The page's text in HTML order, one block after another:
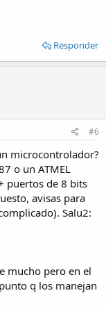
Responder
#6
microcontrolador?
o un ATMEL
puertos de 8 bits
avisas para
Salu2:
mucho pero en el
q los manejan